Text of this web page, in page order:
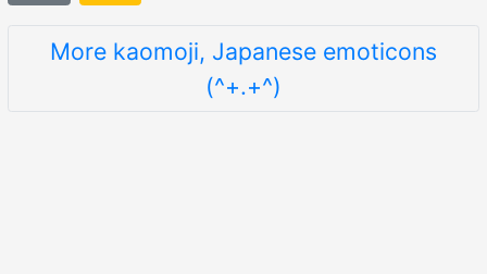
More kaomoji, Japanese emoticons
(^+.+^)